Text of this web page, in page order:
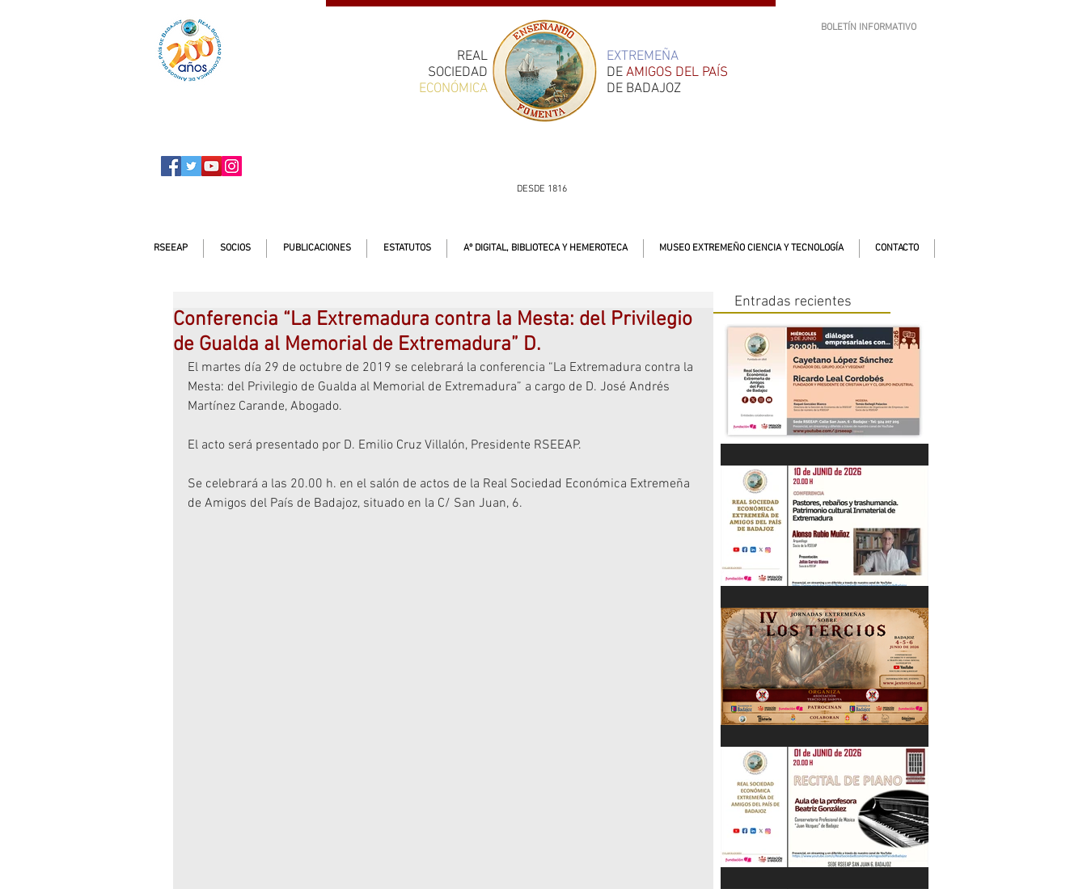
EXTREMEÑA
DE AMIGOS DEL PAÍS
DE BADAJOZ
REAL
SOCIEDAD
ECONÓMICA
BOLETÍN INFORMATIVO
DESDE 1816
RSEEAP SOCIOS PUBLICACIONES ESTATUTOS Aº DIGITAL, BIBLIOTECA Y HEMEROTECA MUSEO EXTREMEÑO CIENCIA Y TECNOLOGÍA CONTACTO
Conferencia “La Extremadura contra la Mesta: del Privilegio
de Gualda al Memorial de Extremadura” D.
El martes día 29 de octubre de 2019 se celebrará la conferencia “La Extremadura contra la
Mesta: del Privilegio de Gualda al Memorial de Extremadura” a cargo de D. José Andrés
Martínez Carande, Abogado.
El acto será presentado por D. Emilio Cruz Villalón, Presidente RSEEAP.
Se celebrará a las 20.00 h. en el salón de actos de la Real Sociedad Económica Extremeña
de Amigos del País de Badajoz, situado en la C/ San Juan, 6.
Entradas recientes
“DIÁLOGOS EMPRESARIALES CON...”
Cayetano López Sánchez y Ricardo
Leal Cordobés 03/06/26
"Pastores, rebaños y trashumancia.
Patrimonio cultural Inmaterial de
Extremadura" Alonso Rubio Muñoz.
10/06/26
IV Jornadas Extremeñas sobre Los